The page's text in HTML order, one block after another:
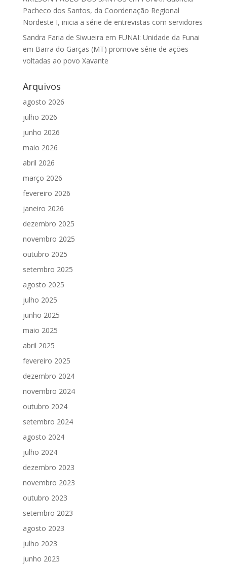
Pacheco dos Santos, da Coordenação Regional
Nordeste I, inicia a série de entrevistas com servidores
Sandra Faria de Siwueira em FUNAI: Unidade da Funai
em Barra do Garças (MT) promove série de ações
voltadas ao povo Xavante
Arquivos
agosto 2026
julho 2026
junho 2026
maio 2026
abril 2026
março 2026
fevereiro 2026
janeiro 2026
dezembro 2025
novembro 2025
outubro 2025
setembro 2025
agosto 2025
julho 2025
junho 2025
maio 2025
abril 2025
fevereiro 2025
dezembro 2024
novembro 2024
outubro 2024
setembro 2024
agosto 2024
julho 2024
dezembro 2023
novembro 2023
outubro 2023
setembro 2023
agosto 2023
julho 2023
junho 2023